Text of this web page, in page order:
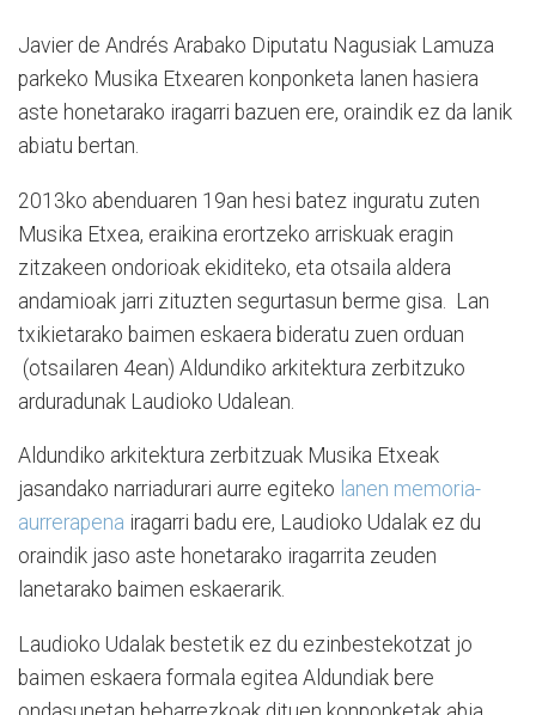
Javier de Andrés Arabako Diputatu Nagusiak Lamuza
parkeko Musika Etxearen konponketa lanen hasiera
aste honetarako iragarri bazuen ere, oraindik ez da lanik
abiatu bertan.
2013ko abenduaren 19an hesi batez inguratu zuten
Musika Etxea, eraikina erortzeko arriskuak eragin
zitzakeen ondorioak ekiditeko, eta otsaila aldera
andamioak jarri zituzten segurtasun berme gisa. Lan
txikietarako baimen eskaera bideratu zuen orduan
(otsailaren 4ean) Aldundiko arkitektura zerbitzuko
arduradunak Laudioko Udalean.
Aldundiko arkitektura zerbitzuak Musika Etxeak
jasandako narriadurari aurre egiteko lanen memoria-
aurrerapena iragarri badu ere, Laudioko Udalak ez du
oraindik jaso aste honetarako iragarrita zeuden
lanetarako baimen eskaerarik.
Laudioko Udalak bestetik ez du ezinbestekotzat jo
baimen eskaera formala egitea Aldundiak bere